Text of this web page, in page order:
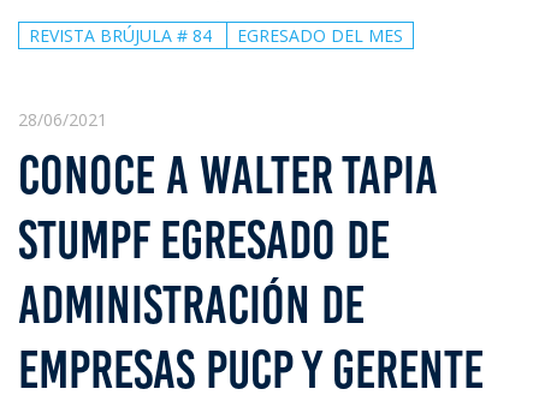
REVISTA BRÚJULA # 84 EGRESADO DEL MES
28/06/2021
CONOCE A WALTER TAPIA
STUMPF EGRESADO DE
ADMINISTRACIÓN DE
EMPRESAS PUCP Y GERENTE